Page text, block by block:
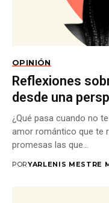
OPINIÓN
Reflexiones
desde una
¿Qué pasa cuando no
amor romántico que te
promesas las que...
PORYARLENIS MESTRE